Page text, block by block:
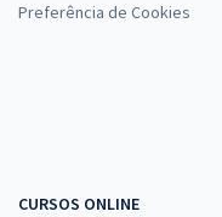
Preferência de Cookies
CURSOS ONLINE